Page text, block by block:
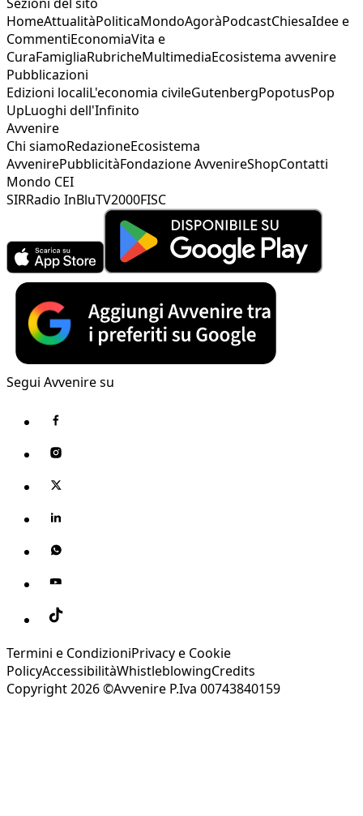
HomeAttualitàPoliticaMondoAgoràPodcastChiesaIdee e
CommentiEconomiaVita e
CuraFamigliaRubricheMultimediaEcosistema avvenire
Pubblicazioni
Edizioni localiL'economia civileGutenbergPopotusPop
UpLuoghi dell'Infinito
Avvenire
Chi siamoRedazioneEcosistema
AvvenirePubblicitàFondazione AvvenireShopContatti
Mondo CEI
SIRRadio InBluTV2000FISC
Segui Avvenire su
Termini e CondizioniPrivacy e Cookie
PolicyAccessibilitàWhistleblowingCredits
Copyright 2026 ©Avvenire P.Iva 00743840159